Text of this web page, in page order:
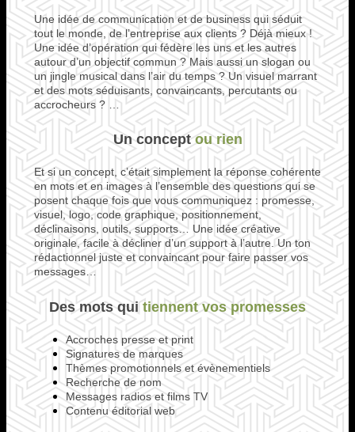
Une idée de communication et de business qui séduit
tout le monde, de l’entreprise aux clients ? Déjà mieux !
Une idée d’opération qui fédère les uns et les autres
autour d’un objectif commun ? Mais aussi un slogan ou
un jingle musical dans l’air du temps ? Un visuel marrant
et des mots séduisants, convaincants, percutants ou
accrocheurs ? …
Un conceptou rien
Et si un concept, c’était simplement la réponse cohérente
en mots et en images à l’ensemble des questions qui se
posent chaque fois que vous communiquez : promesse,
visuel, logo, code graphique, positionnement,
déclinaisons, outils, supports… Une idée créative
originale, facile à décliner d’un support à l’autre. Un ton
rédactionnel juste et convaincant pour faire passer vos
messages…
Des mots quitiennent vos promesses
Accroches presse et print
Signatures de marques
Thèmes promotionnels et évènementiels
Recherche de nom
Messages radios et films TV
Contenu éditorial web